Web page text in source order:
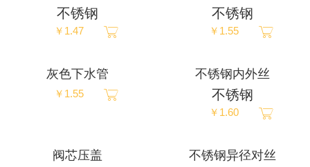
ພາສາລາວ
Pусский
不锈钢
￥1.47
不锈钢
￥1.55
灰色下水管
￥1.55
不锈钢内外丝
不锈钢
￥1.60
阀芯压盖 不锈钢异径对丝